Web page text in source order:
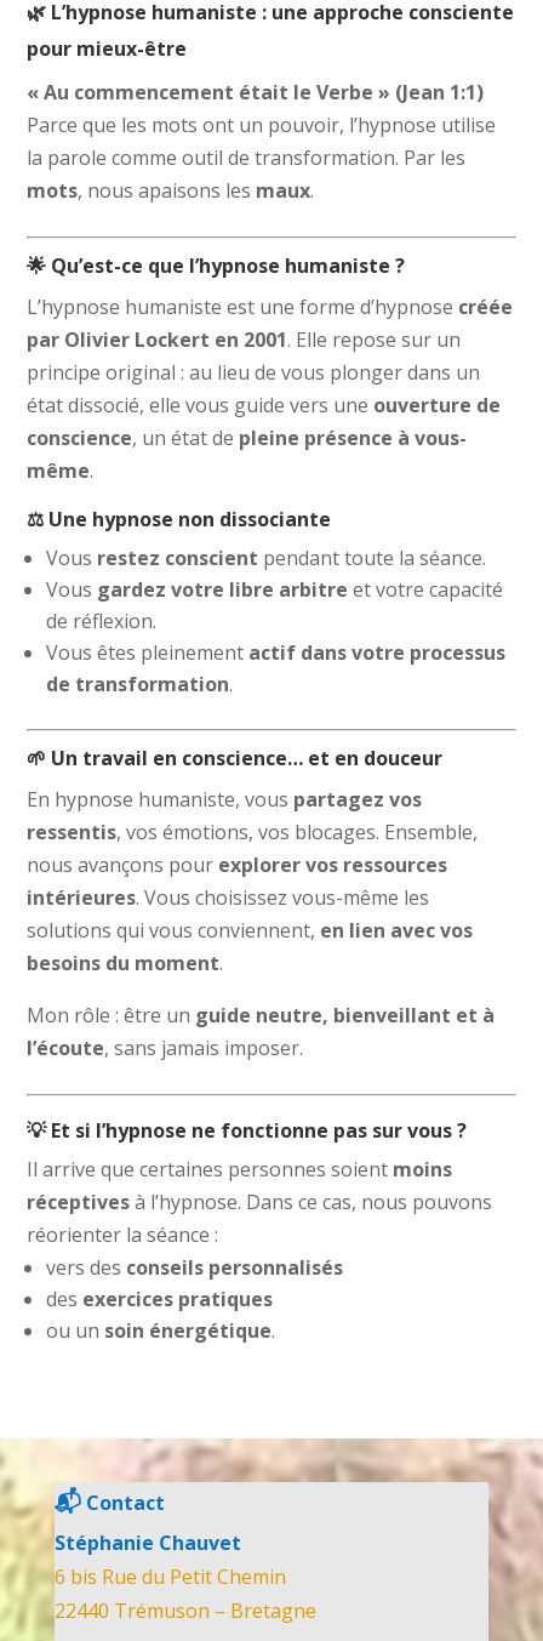
🌿 L’hypnose humaniste : une approche consciente
pour mieux-être
« Au commencement était le Verbe » (Jean 1:1)
Parce que les mots ont un pouvoir, l’hypnose utilise
la parole comme outil de transformation. Par les
mots, nous apaisons les maux.
🌟 Qu’est-ce que l’hypnose humaniste ?
L’hypnose humaniste est une forme d’hypnose créée
par Olivier Lockert en 2001. Elle repose sur un
principe original : au lieu de vous plonger dans un
état dissocié, elle vous guide vers une ouverture de
conscience, un état de pleine présence à vous-
même.
⚖️ Une hypnose non dissociante
Vous restez conscient pendant toute la séance.
Vous gardez votre libre arbitre et votre capacité
de réflexion.
Vous êtes pleinement actif dans votre processus
de transformation.
🌱 Un travail en conscience… et en douceur
En hypnose humaniste, vous partagez vos
ressentis, vos émotions, vos blocages. Ensemble,
nous avançons pour explorer vos ressources
intérieures. Vous choisissez vous-même les
solutions qui vous conviennent, en lien avec vos
besoins du moment.
Mon rôle : être un guide neutre, bienveillant et à
l’écoute, sans jamais imposer.
💡 Et si l’hypnose ne fonctionne pas sur vous ?
Il arrive que certaines personnes soient moins
réceptivesà l’hypnose. Dans ce cas, nous pouvons
réorienter la séance :
vers des conseils personnalisés
des exercices pratiques
ou un soin énergétique.
📬Contact
Stéphanie Chauvet
6 bis Rue du Petit Chemin
22440 Trémuson – Bretagne